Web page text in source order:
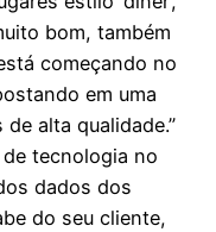
bom, também
começando no
em uma
alta qualidade.”
tecnologia no
dados dos
do seu cliente,